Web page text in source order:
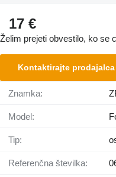
17 €
Želim prejeti obvestilo, ko se
Kontaktirajte prodajalca
Znamka:
Model:
Tip:
Referenčna številka: